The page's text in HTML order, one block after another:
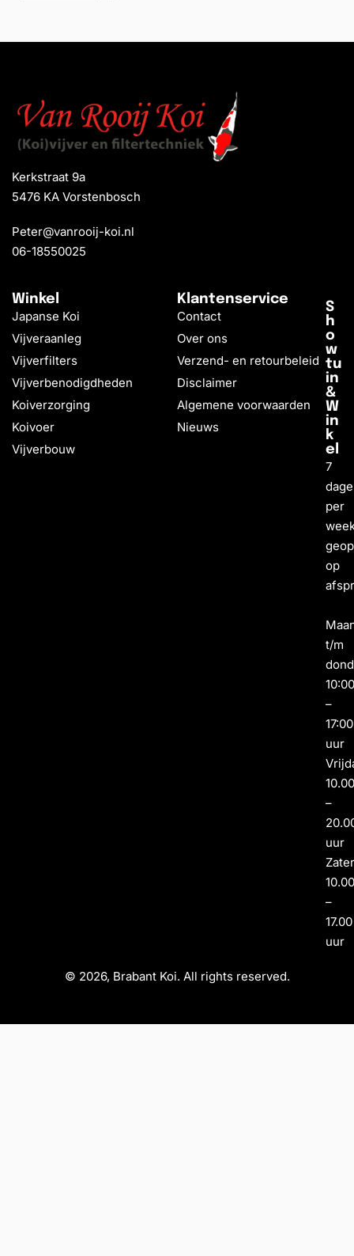
Kerkstraat 9a
5476 KA Vorstenbosch
Peter@vanrooij-koi.nl
06-18550025
Winkel
Japanse Koi
Vijveraanleg
Vijverfilters
Vijverbenodigdheden
Koiverzorging
Koivoer
Vijverbouw
Klantenservice
Contact
Over ons
Verzend- en retourbeleid
Disclaimer
Algemene voorwaarden
Nieuws
S
h
o
w
tu
in
&
W
in
k
el
7
per
op
t/m
–
17:00
uur
–
uur
–
17.00
uur
© 2026, Brabant Koi. All rights reserved.